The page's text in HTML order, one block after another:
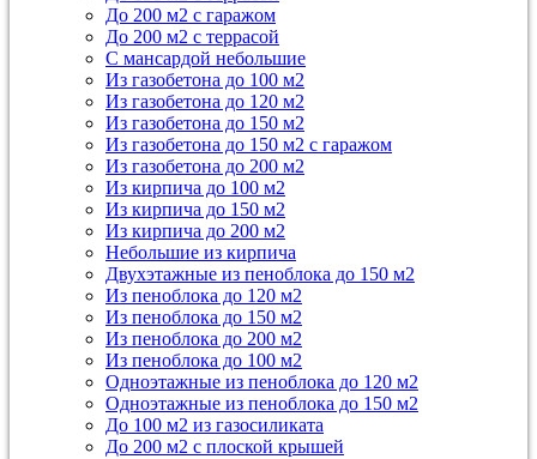
До 200 м2 с гаражом
До 200 м2 с террасой
С мансардой небольшие
Из газобетона до 100 м2
Из газобетона до 120 м2
Из газобетона до 150 м2
Из газобетона до 150 м2 с гаражом
Из газобетона до 200 м2
Из кирпича до 100 м2
Из кирпича до 150 м2
Из кирпича до 200 м2
Небольшие из кирпича
Двухэтажные из пеноблока до 150 м2
Из пеноблока до 120 м2
Из пеноблока до 150 м2
Из пеноблока до 200 м2
Из пеноблока до 100 м2
Одноэтажные из пеноблока до 120 м2
Одноэтажные из пеноблока до 150 м2
До 100 м2 из газосиликата
До 200 м2 с плоской крышей